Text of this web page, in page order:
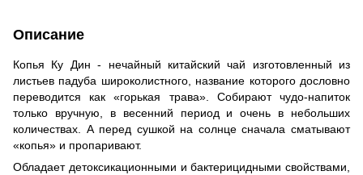
Описание
Копья Ку Дин - нечайный китайский чай изготовленный из
листьев падуба широколистного, название которого дословно
переводится как «горькая трава». Собирают чудо-напиток
только вручную, в весенний период и очень в небольших
количествах. А перед сушкой на солнце сначала сматывают
«копья» и пропаривают.
Обладает детоксикационными и бактерицидными свойствами,